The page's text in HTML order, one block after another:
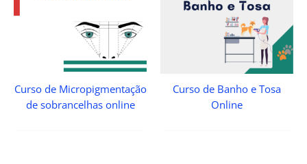
Curso de Micropigmentação
de sobrancelhas online
Curso de Banho e Tosa
Online